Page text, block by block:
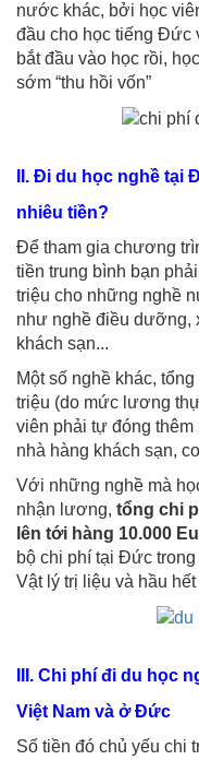
nước khác, bởi học
đầu cho học tiếng Đức
bắt đầu vào học rồi,
sớm “thu hồi vốn”
II. Đi du học nghề tại
nhiêu tiền?
Để tham gia chương
tiền trung bình bạn
triệu cho những nghề
như nghề điều dưỡng,
khách sạn...
Một số nghề khác,
triệu (do mức lương
viên phải tự đóng thêm
nhà hàng khách sạn,
Với những nghề mà
nhận lương, tổng chi
lên tới hàng 10.000
bộ chi phí tại Đức
Vật lý trị liệu và hầu
III. Chi phí đi du học
Việt Nam và ở Đức
Số tiền đó chủ yếu chi